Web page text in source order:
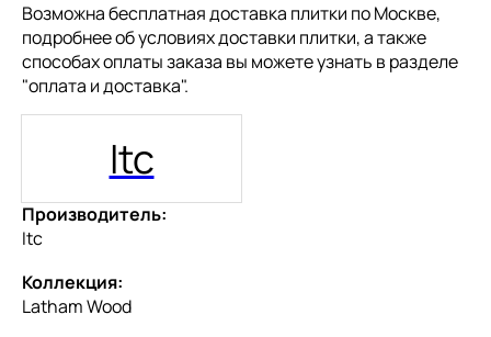
Возможна бесплатная доставка плитки по Москве,
подробнее об условиях доставки плитки, а также
способах оплаты заказа вы можете узнать в разделе
"оплата и доставка".
Itc
Производитель:
Itc
Коллекция:
Latham Wood